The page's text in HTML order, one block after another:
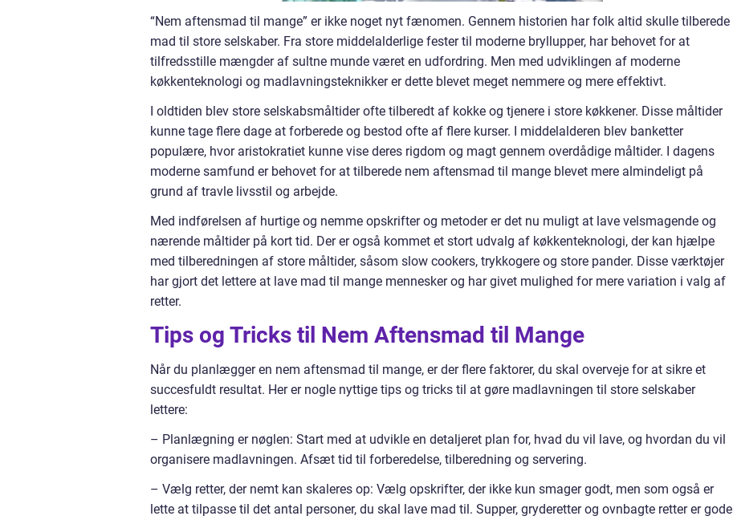
“Nem aftensmad til mange” er ikke noget nyt fænomen. Gennem historien har folk altid skulle tilberede
mad til store selskaber. Fra store middelalderlige fester til moderne bryllupper, har behovet for at
tilfredsstille mængder af sultne munde været en udfordring. Men med udviklingen af moderne
køkkenteknologi og madlavningsteknikker er dette blevet meget nemmere og mere effektivt.
I oldtiden blev store selskabsmåltider ofte tilberedt af kokke og tjenere i store køkkener. Disse måltider
kunne tage flere dage at forberede og bestod ofte af flere kurser. I middelalderen blev banketter
populære, hvor aristokratiet kunne vise deres rigdom og magt gennem overdådige måltider. I dagens
moderne samfund er behovet for at tilberede nem aftensmad til mange blevet mere almindeligt på
grund af travle livsstil og arbejde.
Med indførelsen af hurtige og nemme opskrifter og metoder er det nu muligt at lave velsmagende og
nærende måltider på kort tid. Der er også kommet et stort udvalg af køkkenteknologi, der kan hjælpe
med tilberedningen af store måltider, såsom slow cookers, trykkogere og store pander. Disse værktøjer
har gjort det lettere at lave mad til mange mennesker og har givet mulighed for mere variation i valg af
retter.
Tips og Tricks til Nem Aftensmad til Mange
Når du planlægger en nem aftensmad til mange, er der flere faktorer, du skal overveje for at sikre et
succesfuldt resultat. Her er nogle nyttige tips og tricks til at gøre madlavningen til store selskaber
lettere:
– Planlægning er nøglen: Start med at udvikle en detaljeret plan for, hvad du vil lave, og hvordan du vil
organisere madlavningen. Afsæt tid til forberedelse, tilberedning og servering.
– Vælg retter, der nemt kan skaleres op: Vælg opskrifter, der ikke kun smager godt, men som også er
lette at tilpasse til det antal personer, du skal lave mad til. Supper, gryderetter og ovnbagte retter er gode